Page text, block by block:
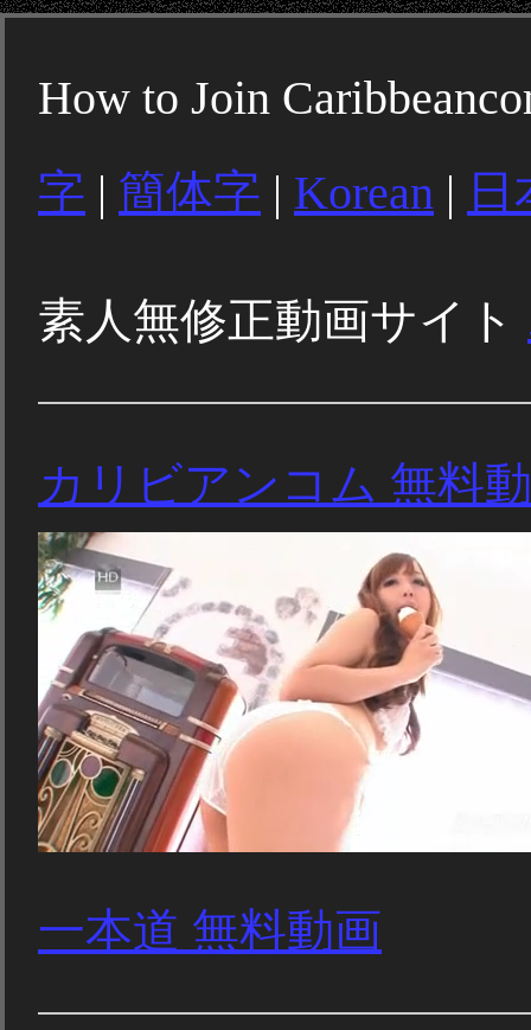
How to Join
字 | 簡体字 | Korean |
素人無修正動画サイト
カリビアンコム 無料
一本道 無料動画